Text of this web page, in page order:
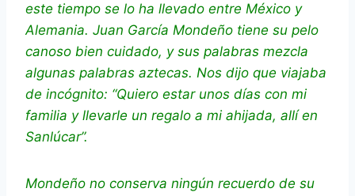
este tiempo se lo ha llevado entre México y
Alemania. Juan García Mondeño tiene su pelo
canoso bien cuidado, y sus palabras mezcla
algunas palabras aztecas. Nos dijo que viajaba
de incógnito: “Quiero estar unos días con mi
familia y llevarle un regalo a mi ahijada, allí en
Sanlúcar”.
Mondeño no conserva ningún recuerdo de su